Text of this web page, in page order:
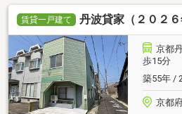
賃貸一戸建て 丹波貸家（２０２６
京都
歩15分
築55年 /
京都